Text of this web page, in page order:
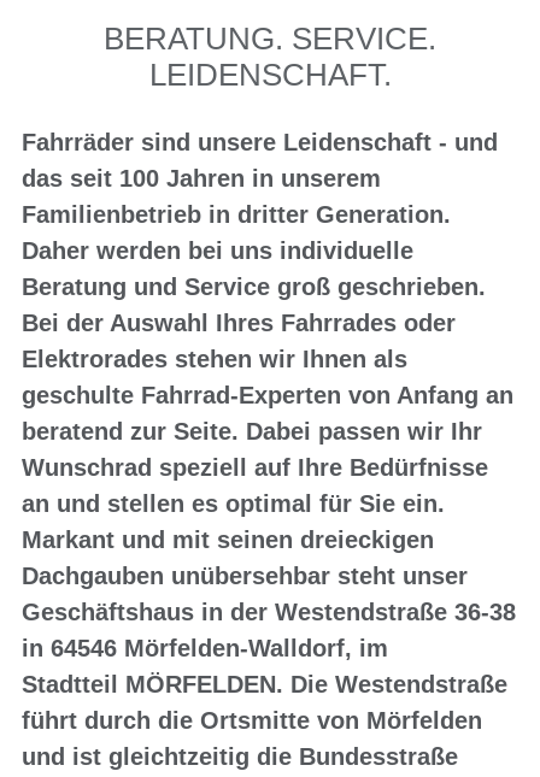
BERATUNG. SERVICE.
LEIDENSCHAFT.
Fahrräder sind unsere Leidenschaft - und
das seit 100 Jahren in unserem
Familienbetrieb in dritter Generation.
Daher werden bei uns individuelle
Beratung und Service groß geschrieben.
Bei der Auswahl Ihres Fahrrades oder
Elektrorades stehen wir Ihnen als
geschulte Fahrrad-Experten von Anfang an
beratend zur Seite. Dabei passen wir Ihr
Wunschrad speziell auf Ihre Bedürfnisse
an und stellen es optimal für Sie ein.
Markant und mit seinen dreieckigen
Dachgauben unübersehbar steht unser
Geschäftshaus in der Westendstraße 36-38
in 64546 Mörfelden-Walldorf, im
Stadtteil MÖRFELDEN. Die Westendstraße
führt durch die Ortsmitte von Mörfelden
und ist gleichtzeitig die Bundesstraße